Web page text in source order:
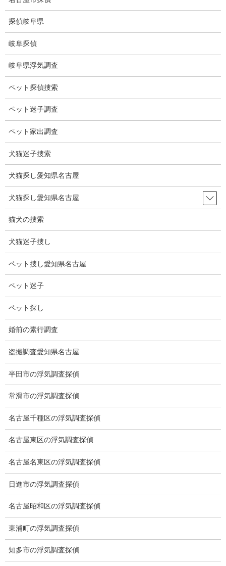
に
動
ョ
に
動
ブログ
HOME ブログ
2022-07-16
ブログ
夏
6月の末の猛暑で7月に入って、まるで8月の下旬ぐらいの感覚にな
り、何か錯覚を起こしそうでした。
でも本当の暑さはこれから来るんでしょうね。
ブログ
2022-07-12
プロへの転向
2022-07-19
総合探偵社ミライリサーチ
探偵岐阜県
岐阜探偵
岐阜県浮気調査
ペット探偵捜索
ペット迷子調査
ペット家出調査
犬猫迷子捜索
犬猫探し愛知県名古屋
犬猫探し愛知県名古屋
猫犬の捜索
犬猫迷子捜し
ペット捜し愛知県名古屋
ペット迷子
ペット探し
婚前の素行調査
盗撮調査愛知県名古屋
半田市の浮気調査探偵
常滑市の浮気調査探偵
名古屋千種区の浮気調査探偵
名古屋東区の浮気調査探偵
名古屋名東区の浮気調査探偵
日進市の浮気調査探偵
名古屋昭和区の浮気調査探偵
東浦町の浮気調査探偵
知多市の浮気調査探偵